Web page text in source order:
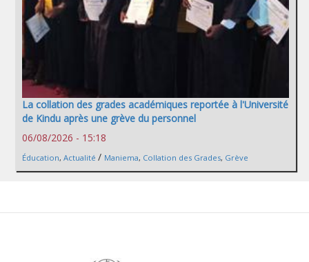
La collation des grades académiques reportée à l'Université
de Kindu après une grève du personnel
06/08/2026 - 15:18
Éducation, Actualité / Maniema, Collation des Grades, Grève